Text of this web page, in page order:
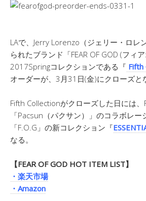
LAで、Jerry Lorenzo（ジェリー・ロレ
られたブランド「FEAR OF GOD (フィ
2017Springコレクションである『 Fifth
オーダーが、3月31日(金)にクローズと
Fifth Collectionがクローズした日には、
「Pacsun（パクサン）」のコラボレー
「F.O.G」の新コレクション『
なる。
【FEAR OF GOD HOT ITEM LIST】
・楽天市場
・Amazon